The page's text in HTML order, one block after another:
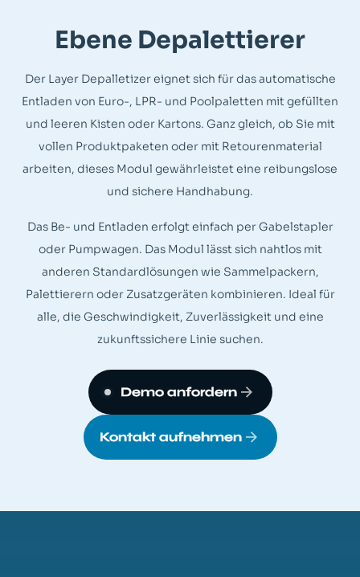
Ebene Depalettierer
Der Layer Depalletizer eignet sich für das automatische
Entladen von Euro-, LPR- und Poolpaletten mit gefüllten
und leeren Kisten oder Kartons. Ganz gleich, ob Sie mit
vollen Produktpaketen oder mit Retourenmaterial
arbeiten, dieses Modul gewährleistet eine reibungslose
und sichere Handhabung.
Das Be- und Entladen erfolgt einfach per Gabelstapler
oder Pumpwagen. Das Modul lässt sich nahtlos mit
anderen Standardlösungen wie Sammelpackern,
Palettierern oder Zusatzgeräten kombinieren. Ideal für
alle, die Geschwindigkeit, Zuverlässigkeit und eine
zukunftssichere Linie suchen.
Demo anfordern
Kontakt aufnehmen